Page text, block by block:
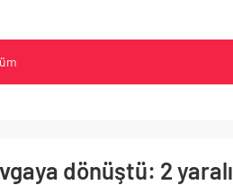
| Kars Haberdönüştü: 2 yaralı